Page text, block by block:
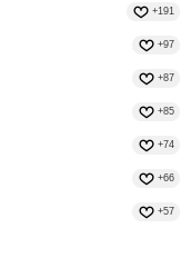
+191
+97
+87
+85
+74
+66
+57